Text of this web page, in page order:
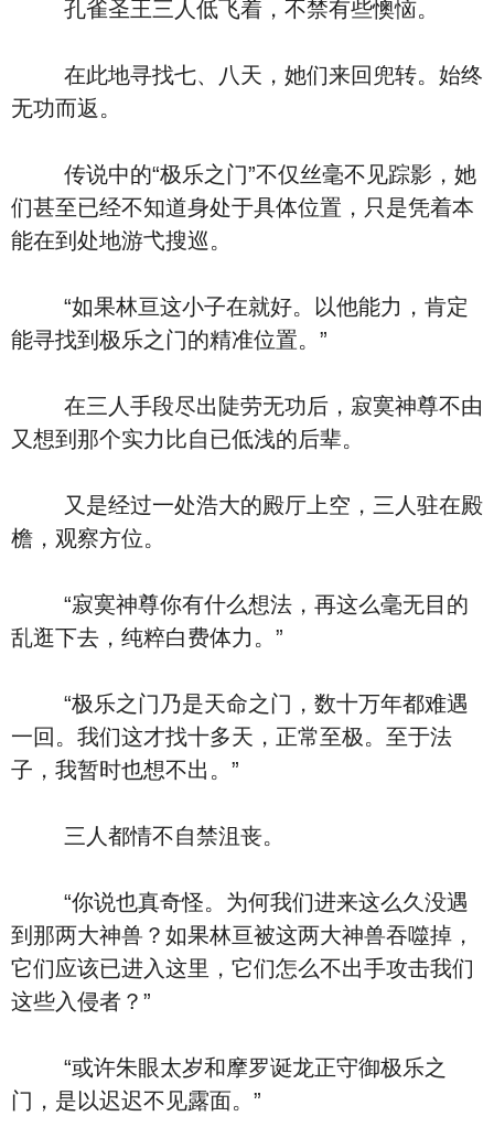
孔雀圣王三人低飞着，不禁有些懊恼。
在此地寻找七、八天，她们来回兜转。始终
无功而返。
传说中的“极乐之门”不仅丝毫不见踪影，她
们甚至已经不知道身处于具体位置，只是凭着本
能在到处地游弋搜巡。
“如果林亘这小子在就好。以他能力，肯定
能寻找到极乐之门的精准位置。”
在三人手段尽出陡劳无功后，寂寞神尊不由
又想到那个实力比自已低浅的后辈。
又是经过一处浩大的殿厅上空，三人驻在殿
檐，观察方位。
“寂寞神尊你有什么想法，再这么毫无目的
乱逛下去，纯粹白费体力。”
“极乐之门乃是天命之门，数十万年都难遇
一回。我们这才找十多天，正常至极。至于法
子，我暂时也想不出。”
三人都情不自禁沮丧。
“你说也真奇怪。为何我们进来这么久没遇
到那两大神兽？如果林亘被这两大神兽吞噬掉，
它们应该已进入这里，它们怎么不出手攻击我们
这些入侵者？”
“或许朱眼太岁和摩罗诞龙正守御极乐之
门，是以迟迟不见露面。”